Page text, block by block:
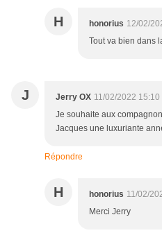
H honorius 12/02/
Tout va bien dans
J Jerry OX 11/02/2022 15:10
Je souhaite aux
Jacques une luxuriante
Répondre
H honorius 11/02/
Merci Jerry